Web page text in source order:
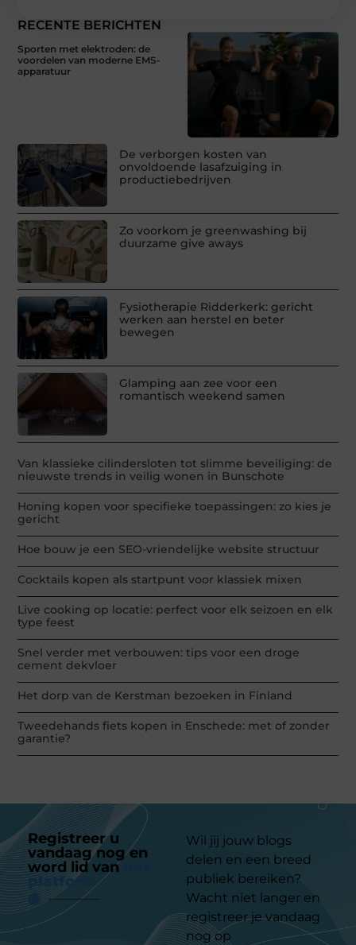
RECENTE BERICHTEN
Sporten met elektroden: de
voordelen van moderne EMS-
apparatuur
De verborgen kosten van
onvoldoende lasafzuiging in
productiebedrijven
Zo voorkom je greenwashing bij
duurzame give aways
Fysiotherapie Ridderkerk: gericht
werken aan herstel en beter
bewegen
Glamping aan zee voor een
romantisch weekend samen
Van klassieke cilindersloten tot slimme beveiliging: de
nieuwste trends in veilig wonen in Bunschote
Honing kopen voor specifieke toepassingen: zo kies je
gericht
Hoe bouw je een SEO-vriendelijke website structuur
Cocktails kopen als startpunt voor klassiek mixen
Live cooking op locatie: perfect voor elk seizoen en elk
type feest
Snel verder met verbouwen: tips voor een droge
cement dekvloer
Het dorp van de Kerstman bezoeken in Finland
Tweedehands fiets kopen in Enschede: met of zonder
garantie?
Registreer u
vandaag nog en
word lid van
platform
Wil jij jouw blogs
delen en een breed
publiek bereiken?
Wacht niet langer en
registreer je vandaag
nog op